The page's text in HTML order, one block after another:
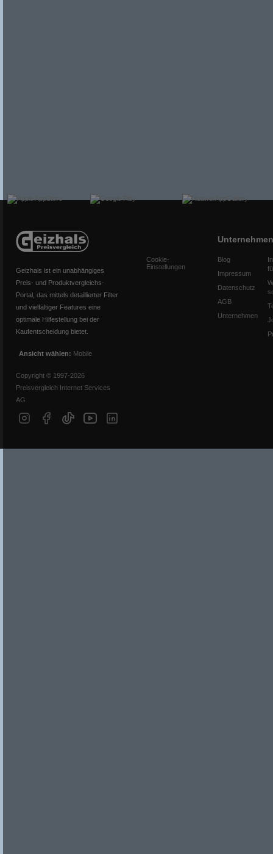
Geizhals ist ein unabhängiges
Preis- und Produktvergleichs-
Portal, das mittels detaillierter Filter
und vielfältiger Features eine
optimale Hilfestellung bei der
Kaufentscheidung bietet.
Ansicht wählen: Mobile
Copyright © 1997-2026
Preisvergleich Internet Services
AG
Cookie-
Einstellungen
Unternehmen
Blog
Impressum
Datenschutz
AGB
Unternehmen